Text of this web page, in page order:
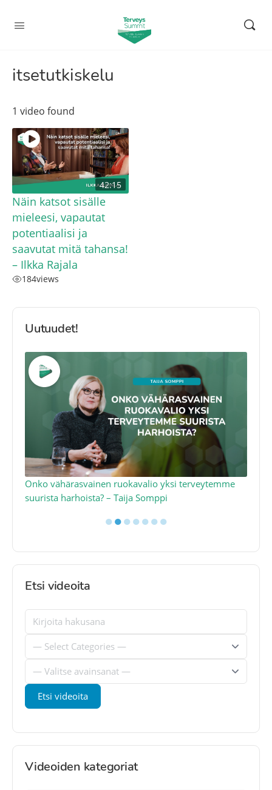
itsetutkiskelu
1 video found
42:15
Näin katsot sisälle
mieleesi, vapautat
potentiaalisi ja
saavutat mitä tahansa!
– Ilkka Rajala
184views
Uutuudet!
Onko vähärasvainen ruokavalio yksi terveytemme
suurista harhoista? – Taija Somppi
●●●●●●●
Etsi videoita
Videoiden kategoriat